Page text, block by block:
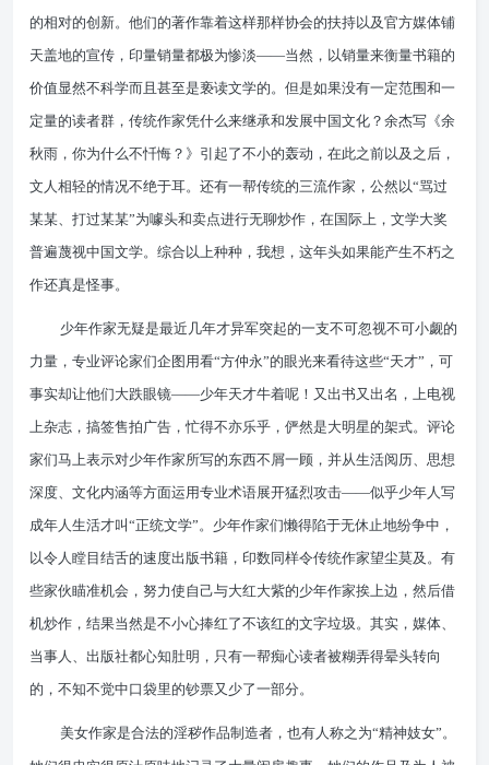
的相对的创新。他们的著作靠着这样那样协会的扶持以及官方媒体铺
天盖地的宣传，印量销量都极为惨淡——当然，以销量来衡量书籍的
价值显然不科学而且甚至是亵读文学的。但是如果没有一定范围和一
定量的读者群，传统作家凭什么来继承和发展中国文化？余杰写《余
秋雨，你为什么不忏悔？》引起了不小的轰动，在此之前以及之后，
文人相轻的情况不绝于耳。还有一帮传统的三流作家，公然以“骂过
某某、打过某某”为噱头和卖点进行无聊炒作，在国际上，文学大奖
普遍蔑视中国文学。综合以上种种，我想，这年头如果能产生不朽之
作还真是怪事。
少年作家无疑是最近几年才异军突起的一支不可忽视不可小觑的
力量，专业评论家们企图用看“方仲永”的眼光来看待这些“天才”，可
事实却让他们大跌眼镜——少年天才牛着呢！又出书又出名，上电视
上杂志，搞签售拍广告，忙得不亦乐乎，俨然是大明星的架式。评论
家们马上表示对少年作家所写的东西不屑一顾，并从生活阅历、思想
深度、文化内涵等方面运用专业术语展开猛烈攻击——似乎少年人写
成年人生活才叫“正统文学”。少年作家们懒得陷于无休止地纷争中，
以令人瞠目结舌的速度出版书籍，印数同样令传统作家望尘莫及。有
些家伙瞄准机会，努力使自己与大红大紫的少年作家挨上边，然后借
机炒作，结果当然是不小心捧红了不该红的文字垃圾。其实，媒体、
当事人、出版社都心知肚明，只有一帮痴心读者被糊弄得晕头转向
的，不知不觉中口袋里的钞票又少了一部分。
美女作家是合法的淫秽作品制造者，也有人称之为“精神妓女”。